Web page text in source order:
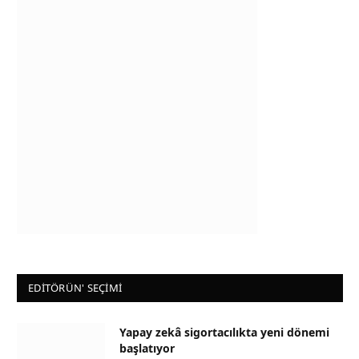
EDİTÖRÜN' SEÇİMİ
Yapay zekâ sigortacılıkta yeni dönemi
başlatıyor